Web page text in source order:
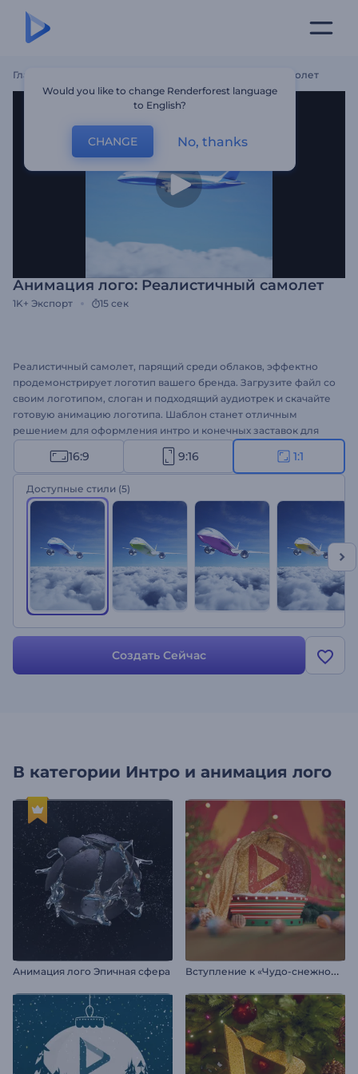
Главная Анимация Лого: Реалистичный Самолет
Анимация лого: Реалистичный самолет
1K+ Экспорт 15 сек
Реалистичный самолет, парящий среди облаков, эффектно
продемонстрирует логотип вашего бренда. Загрузите файл со
своим логотипом, слоган и подходящий аудиотрек и скачайте
готовую анимацию логотипа. Шаблон станет отличным
решением для оформления интро и конечных заставок для
YouTube, заставок для презентации компании, проморолика
турагентства и многого другого. Создайте реалистичную
анимацию логотипа!
16:9 9:16 1:1
Доступные стили (5)
Создать Сейчас
В категории Интро и анимация лого
Анимация лого Эпичная сфера В
ступление к «Чудо-снежному шару»
Would you like to change Renderforest language
to English?
CHANGE No, thanks